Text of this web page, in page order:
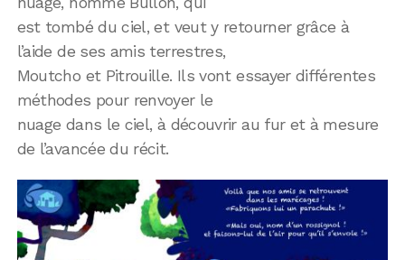
est tombé du ciel, et veut y retourner grâce à
l’aide de ses amis terrestres,
Moutcho et Pitrouille. Ils vont essayer différentes
méthodes pour renvoyer le
nuage dans le ciel, à découvrir au fur et à mesure
de l’avancée du récit.